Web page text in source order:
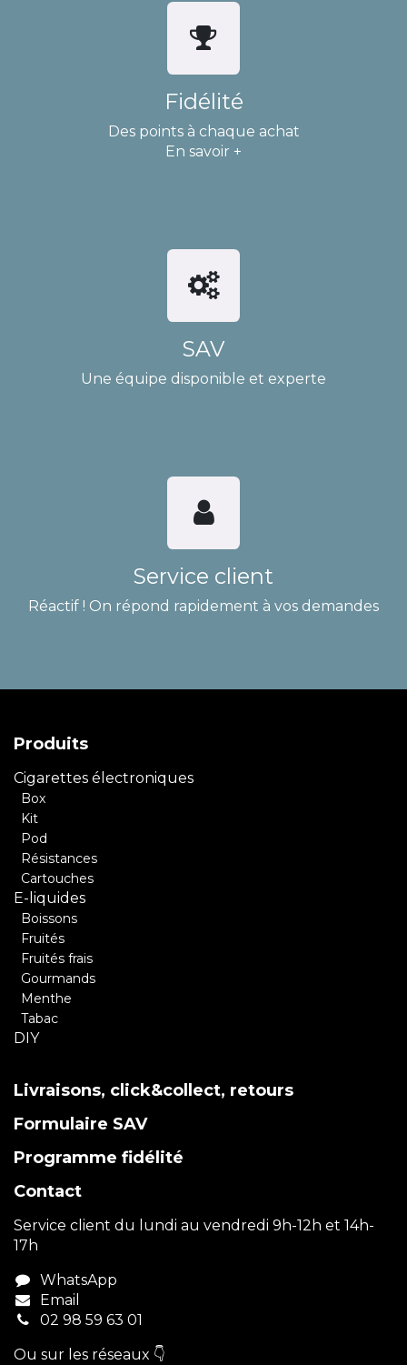
Fidélité
Des points à chaque achat
En savoir +
SAV
Une équipe disponible et experte
Service client
Réactif ! On répond rapidement à vos demandes
Produits
Cigarettes électroniques
Box
Kit
Pod
Résistances
Cartouches
E-liquides
Boissons
Fruités
Fruités frais
Gourmands
Menthe
Tabac
DIY
Livraisons, click&collect, retours
Formulaire SAV
Programme fidélité
Contact
Service client du lundi au vendredi 9h-12h et 14h-
17h
WhatsApp
Email
02 98 59 63 01
Ou sur les réseaux 👇